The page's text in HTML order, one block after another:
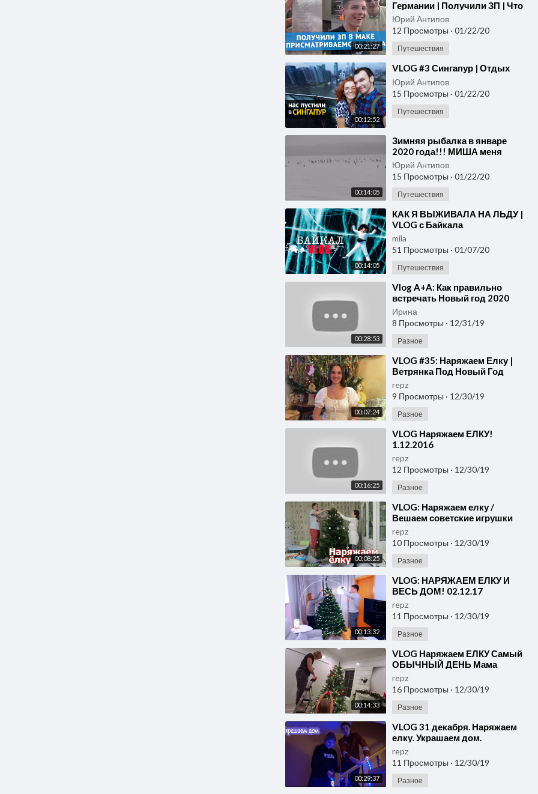
00:21:27
Германии | Получили ЗП | Что
покупает и чем питаемся |
Work & Travel | Vlog
Юрий Антипов
12 Просмотры · 01/22/20
Путешествия
00:12:52
⁣VLOG #3 Сингапур | Отдых
Юрий Антипов
15 Просмотры · 01/22/20
Путешествия
00:14:05
⁣Зимняя рыбалка в январе
2020 года!!! МИША меня
ОБЛОВИЛ!!!
Юрий Антипов
15 Просмотры · 01/22/20
Путешествия
00:14:05
⁣КАК Я ВЫЖИВАЛА НА ЛЬДУ |
VLOG с Байкала
mila
51 Просмотры · 01/07/20
Путешествия
00:28:53
⁣Vlog A+A: Как правильно
встречать Новый год 2020
Ирина
8 Просмотры · 12/31/19
Разное
00:07:24
⁣VLOG #35: Наряжаем Елку |
Ветрянка Под Новый Год
repz
9 Просмотры · 12/30/19
Разное
00:16:25
⁣VLOG Наряжаем ЕЛКУ!
1.12.2016
repz
12 Просмотры · 12/30/19
Разное
00:08:25
⁣VLOG: Наряжаем елку /
Вешаем советские игрушки
repz
10 Просмотры · 12/30/19
Разное
00:13:32
⁣VLOG: НАРЯЖАЕМ ЕЛКУ И
ВЕСЬ ДОМ! 02.12.17
repz
11 Просмотры · 12/30/19
Разное
00:14:33
⁣VLOG Наряжаем ЕЛКУ Самый
ОБЫЧНЫЙ ДЕНЬ Мама
воспитывает РОБОТА Вся
правда про НЛО Николь в
Америке
repz
16 Просмотры · 12/30/19
Разное
00:29:37
⁣VLOG 31 декабря. Наряжаем
елку. Украшаем дом.
repz
11 Просмотры · 12/30/19
Разное